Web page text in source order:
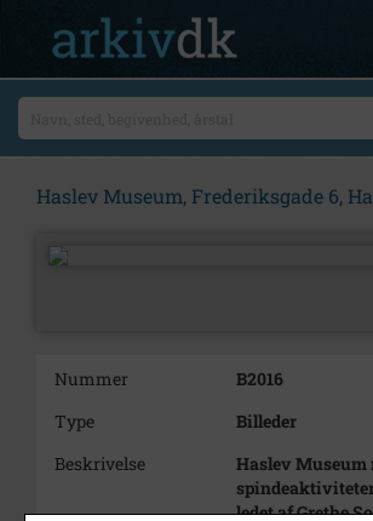
Haslev Museum, Frederiksgade 6,
Nummer
B2016
Type
Billeder
Beskrivelse
Haslev Museum
ledet af Grethe